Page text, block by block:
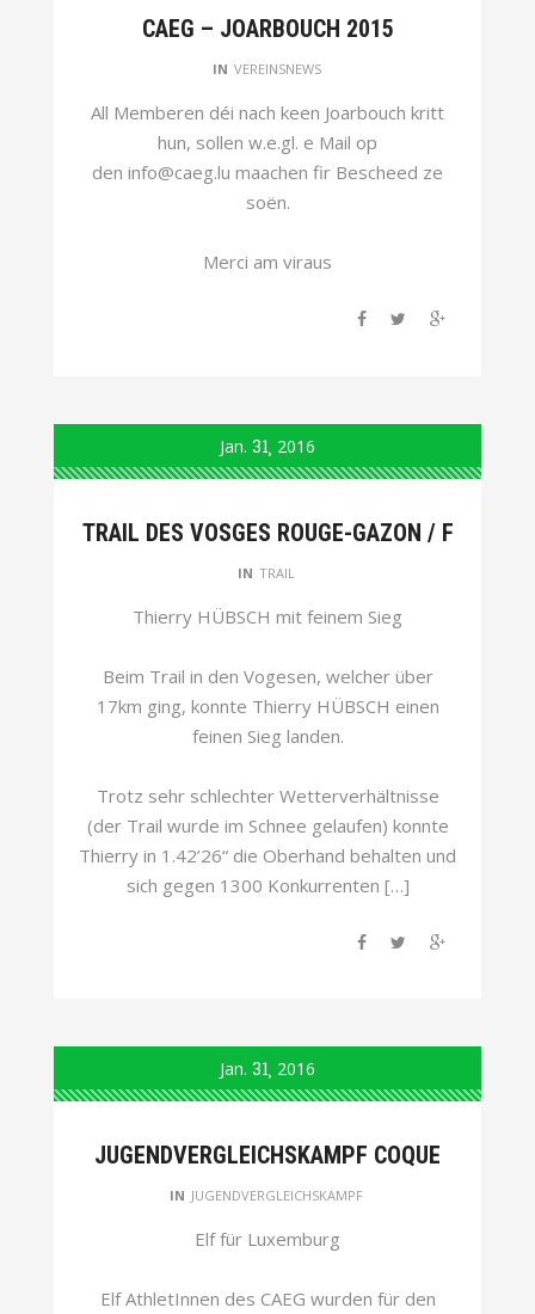
CAEG – JOARBOUCH 2015
IN VEREINSNEWS
All Memberen déi nach keen Joarbouch kritt
hun, sollen w.e.gl. e Mail op
den info@caeg.lu maachen fir Bescheed ze
soën.
Merci am viraus
Jan. 31 2016
TRAIL DES VOSGES ROUGE-GAZON / F
IN TRAIL
Thierry HÜBSCH mit feinem Sieg
Beim Trail in den Vogesen, welcher über
17km ging, konnte Thierry HÜBSCH einen
feinen Sieg landen.
Trotz sehr schlechter Wetterverhältnisse
(der Trail wurde im Schnee gelaufen) konnte
Thierry in 1.42’26“ die Oberhand behalten und
sich gegen 1300 Konkurrenten […]
Jan. 31 2016
JUGENDVERGLEICHSKAMPF COQUE
IN JUGENDVERGLEICHSKAMPF
Elf für Luxemburg
Elf AthletInnen des CAEG wurden für den